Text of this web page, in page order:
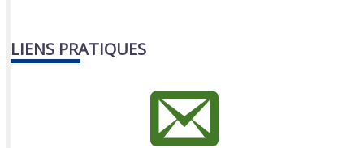
LIENS PRATIQUES